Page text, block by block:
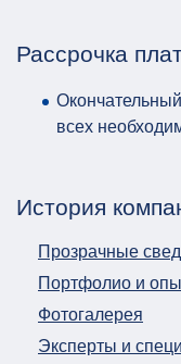
Рассрочка
всех
История
Прозрачные
Портфолио и
Фотогалерея
Эксперты и